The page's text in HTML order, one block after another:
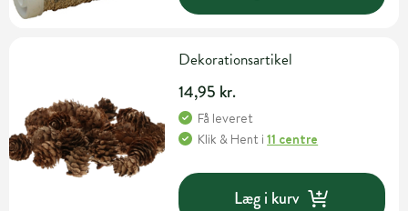
Dekorationsartikel
14,95 kr.
Få leveret
Klik & Hent i11 centre
Læg i kurv